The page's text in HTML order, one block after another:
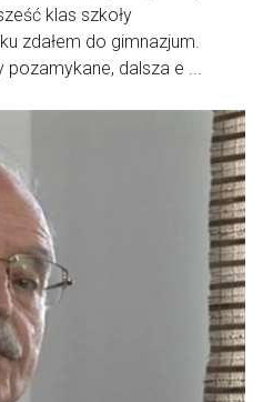
klas szkoły
zdałem do gimnazjum.
pozamykane, dalsza e ...